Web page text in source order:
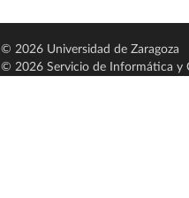
© 2026 Universidad de Zaragoza
© 2026 Servicio de Informática y